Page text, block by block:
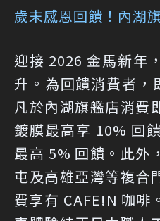
歲末感恩回饋！內湖
迎接 2026 金馬新年
升。為回饋消費者，
凡於內湖旗艦店消費
鍍膜最高享 10% 回
最高 5% 回饋。此外
屯及高雄亞灣等複合
費享有 CAFE!N 咖啡